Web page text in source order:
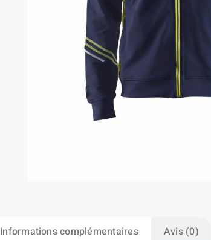
Informations complémentaires Avis (0)